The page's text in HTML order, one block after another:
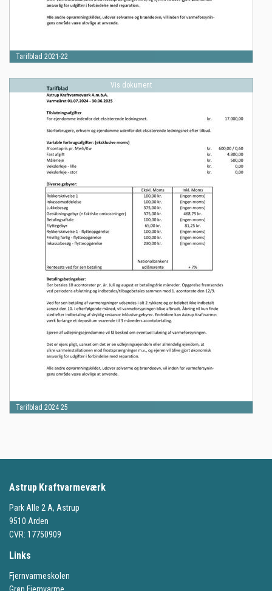
Tarifblad 2021-22
Vis dokument
Tarifblad 2024 25
Astrup Kraftvarmeværk
Park Alle 2 A, Astrup
9510 Arden
CVR: 17750909
Links
Fjernvarmeskolen